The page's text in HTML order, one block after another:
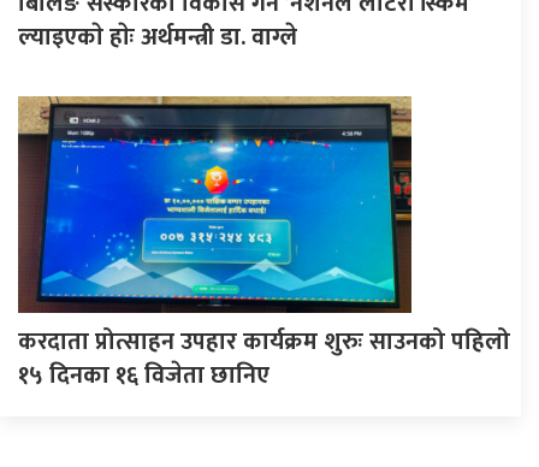
ल्याइएकाे हाेः अर्थमन्त्री डा. वाग्ले
करदाता प्रोत्साहन उपहार कार्यक्रम शुरुः साउनको पहिलो
१५ दिनका १६ विजेता छानिए